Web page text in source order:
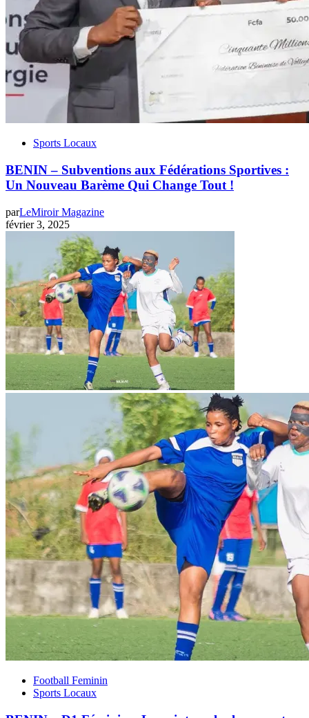
Sports Locaux
BENIN – Subventions aux Fédérations Sportives :
Un Nouveau Barème Qui Change Tout !
parLeMiroir Magazine
février 3, 2025
Football Feminin
Sports Locaux